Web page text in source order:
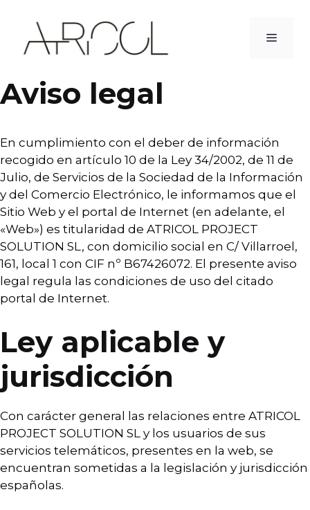
contenido
Aviso legal
En cumplimiento con el deber de información
recogido en artículo 10 de la Ley 34/2002, de 11 de
Julio, de Servicios de la Sociedad de la Información
y del Comercio Electrónico, le informamos que el
Sitio Web y el portal de Internet (en adelante, el
«Web») es titularidad de ATRICOL PROJECT
SOLUTION SL, con domicilio social en C/ Villarroel,
161, local 1 con CIF nº B67426072. El presente aviso
legal regula las condiciones de uso del citado
portal de Internet.
Ley aplicable y
jurisdicción
Con carácter general las relaciones entre ATRICOL
PROJECT SOLUTION SL y los usuarios de sus
servicios telemáticos, presentes en la web, se
encuentran sometidas a la legislación y jurisdicción
españolas.